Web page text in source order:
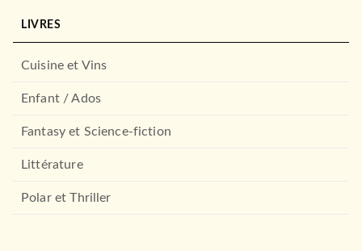
LIVRES
Cuisine et Vins
Enfant / Ados
Fantasy et Science-fiction
Littérature
Polar et Thriller